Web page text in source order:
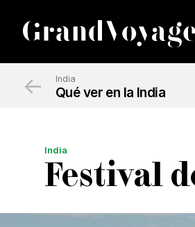
India
Qué ver en la India
←
India
Festival